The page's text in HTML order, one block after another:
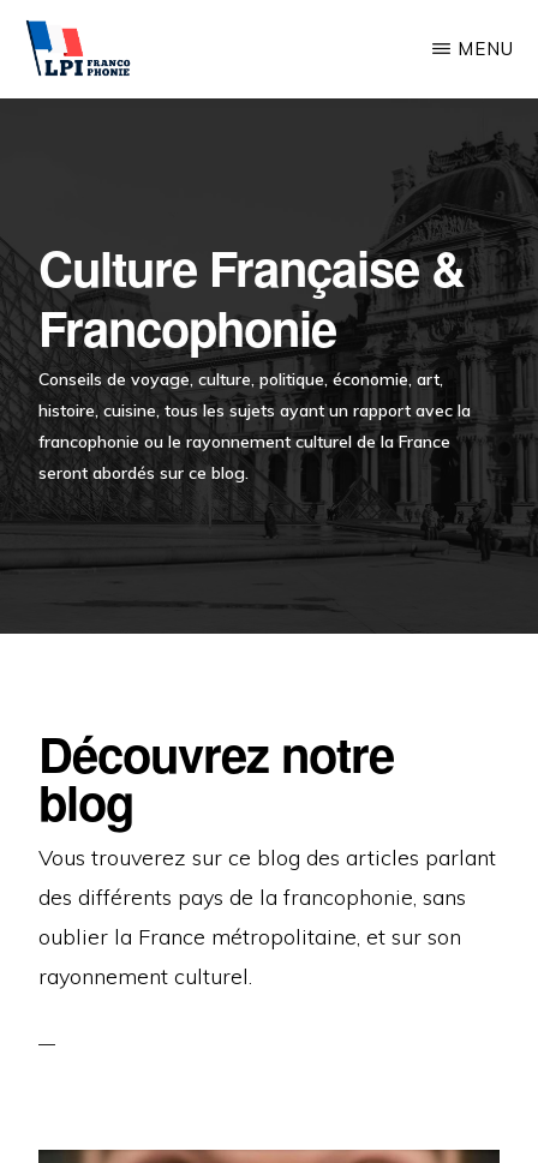
Passer
contenu
LPI-
MENU
Culture Française &
Francophonie
Conseils de voyage, culture, politique, économie, art,
histoire, cuisine, tous les sujets ayant un rapport avec la
francophonie ou le rayonnement culturel de la France
seront abordés sur ce blog.
Découvrez notre
blog
Vous trouverez sur ce blog des articles parlant
des différents pays de la francophonie, sans
oublier la France métropolitaine, et sur son
rayonnement culturel.